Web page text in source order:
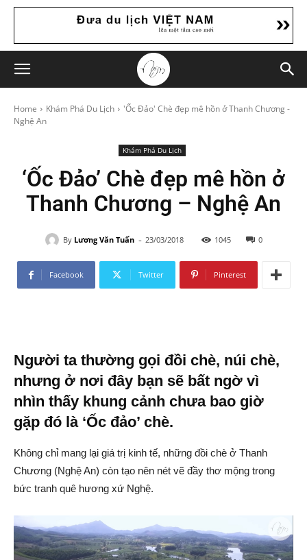
Home Khám Phá Du Lịch
'Ốc Đảo' Chè đẹp mê hồn ở Thanh Chương -
Nghệ An
Khám Phá Du Lịch
‘Ốc Đảo’ Chè đẹp mê hồn ở
Thanh Chương – Nghệ An
By Lương Văn Tuấn - 23/03/2018 1045 0
Facebook Twitter Pinterest
Người ta thường gọi đồi chè, núi chè,
nhưng ở nơi đây bạn sẽ bất ngờ vì
nhìn thấy khung cảnh chưa bao giờ
gặp đó là ‘Ốc đảo’ chè.
Không chỉ mang lại giá trị kinh tế, những đồi chè ở Thanh
Chương (Nghệ An) còn tạo nên nét vẽ đầy thơ mộng trong
bức tranh quê hương xứ Nghệ.